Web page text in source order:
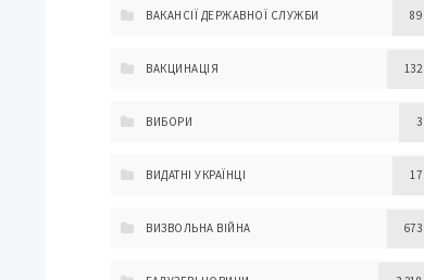
ВАКАНСІЇ ДЕРЖАВНОЇ СЛУЖБИ 89
ВАКЦИНАЦІЯ 132
ВИБОРИ 3
ВИДАТНІ УКРАЇНЦІ 17
ВИЗВОЛЬНА ВІЙНА 673